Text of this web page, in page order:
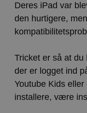
Deres iPad var
den hurtigere,
Tricket er så at du
der er logget ind
Youtube Kids
installere, være